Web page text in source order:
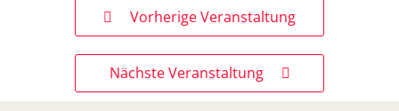
Vorherige Veranstaltung
Nächste Veranstaltung